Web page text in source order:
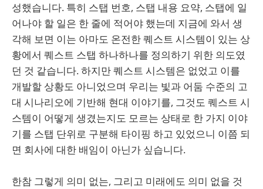
성했습니다. 특히 스탭 번호, 스탭 내용 요약, 스탭에 일
어나야 할 일은 한 줄에 적어야 했는데 지금에 와서 생
각해 보면 이는 아마도 온전한 퀘스트 시스템이 있는 상
황에서 퀘스트 스탭 하나하나를 정의하기 위한 의도였
던 것 같습니다. 하지만 퀘스트 시스템은 없었고 이를
개발할 상황도 아니었으며 우리는 빛과 어둠 수준의 고
대 시나리오에 기반해 현대 이야기를, 그것도 퀘스트 시
스템이 어떻게 생겼는지도 모르는 상태로 한 가지 이야
기를 스탭 단위로 구분해 타이핑 하고 있었으니 이쯤 되
면 회사에 대한 배임이 아닌가 싶습니다.
한참 그렇게 의미 없는, 그리고 미래에도 의미 없을 것